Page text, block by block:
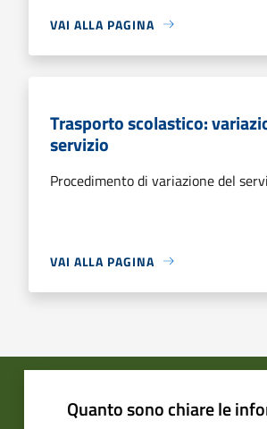
VAI ALLA PAGINA
Trasporto scolastico:
servizio
Procedimento di variazione del
VAI ALLA PAGINA
Quanto sono chiare le